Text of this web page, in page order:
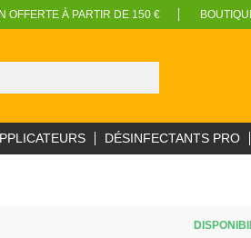
OFFERTE À PARTIR DE 150 €
DÉSINFECTANTS PRO